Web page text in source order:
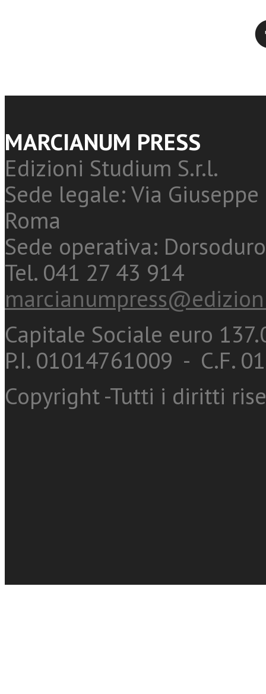
MARCIANUM PRESS
Edizioni Studium S.r.l.
Sede legale: Via
Roma
Sede operativa:
Tel. 041 27 43 914
Capitale Sociale euro
P.I. 01014761009 - C.F.
Copyright -Tutti i diritti